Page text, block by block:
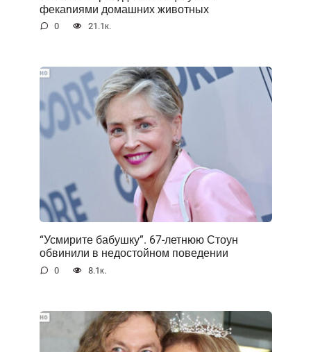
фекаnиями домашних животных
0 21.1к.
“Усмирите бабушку”. 67-летнюю Стоун
обвинили в недостойном поведении
0 8.1к.